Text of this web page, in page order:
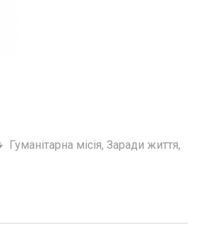
Гуманітарна місія, Заради життя,